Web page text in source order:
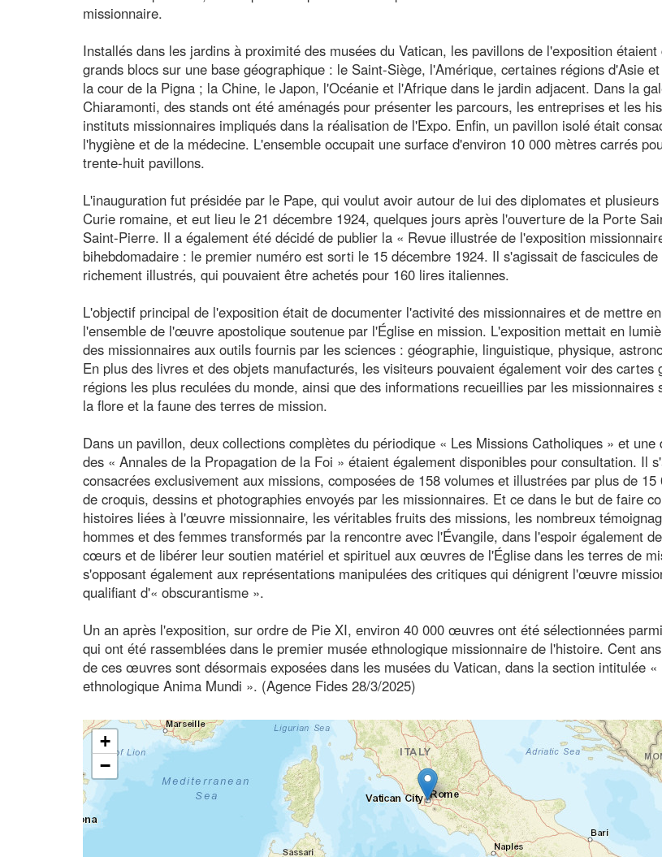
missionnaire.
Installés dans les jardins à proximité des musées du Vatican, les pavillons de l'exposition
grands blocs sur une base géographique : le Saint-Siège, l'Amérique, certaines régions d'Asie
la cour de la Pigna ; la Chine, le Japon, l'Océanie et l'Afrique dans le jardin adjacent. Dans la
Chiaramonti, des stands ont été aménagés pour présenter les parcours, les entreprises et les
instituts missionnaires impliqués dans la réalisation de l'Expo. Enfin, un pavillon isolé était
l'hygiène et de la médecine. L'ensemble occupait une surface d'environ 10 000 mètres carrés
trente-huit pavillons.
L'inauguration fut présidée par le Pape, qui voulut avoir autour de lui des diplomates et
Curie romaine, et eut lieu le 21 décembre 1924, quelques jours après l'ouverture de la Porte
Saint-Pierre. Il a également été décidé de publier la « Revue illustrée de l'exposition
bihebdomadaire : le premier numéro est sorti le 15 décembre 1924. Il s'agissait de fascicules de
richement illustrés, qui pouvaient être achetés pour 160 lires italiennes.
L'objectif principal de l'exposition était de documenter l'activité des missionnaires et de mettre
l'ensemble de l'œuvre apostolique soutenue par l'Église en mission. L'exposition mettait en
des missionnaires aux outils fournis par les sciences : géographie, linguistique, physique,
En plus des livres et des objets manufacturés, les visiteurs pouvaient également voir des cartes
régions les plus reculées du monde, ainsi que des informations recueillies par les missionnaires
la flore et la faune des terres de mission.
Dans un pavillon, deux collections complètes du périodique « Les Missions Catholiques » et une
des « Annales de la Propagation de la Foi » étaient également disponibles pour consultation. Il
consacrées exclusivement aux missions, composées de 158 volumes et illustrées par plus de
de croquis, dessins et photographies envoyés par les missionnaires. Et ce dans le but de faire
histoires liées à l'œuvre missionnaire, les véritables fruits des missions, les nombreux
hommes et des femmes transformés par la rencontre avec l'Évangile, dans l'espoir également
cœurs et de libérer leur soutien matériel et spirituel aux œuvres de l'Église dans les terres de
s'opposant également aux représentations manipulées des critiques qui dénigrent l'œuvre
qualifiant d'« obscurantisme ».
Un an après l'exposition, sur ordre de Pie XI, environ 40 000 œuvres ont été sélectionnées
qui ont été rassemblées dans le premier musée ethnologique missionnaire de l'histoire. Cent
de ces œuvres sont désormais exposées dans les musées du Vatican, dans la section intitulée «
ethnologique Anima Mundi ». (Agence Fides 28/3/2025)
+
−